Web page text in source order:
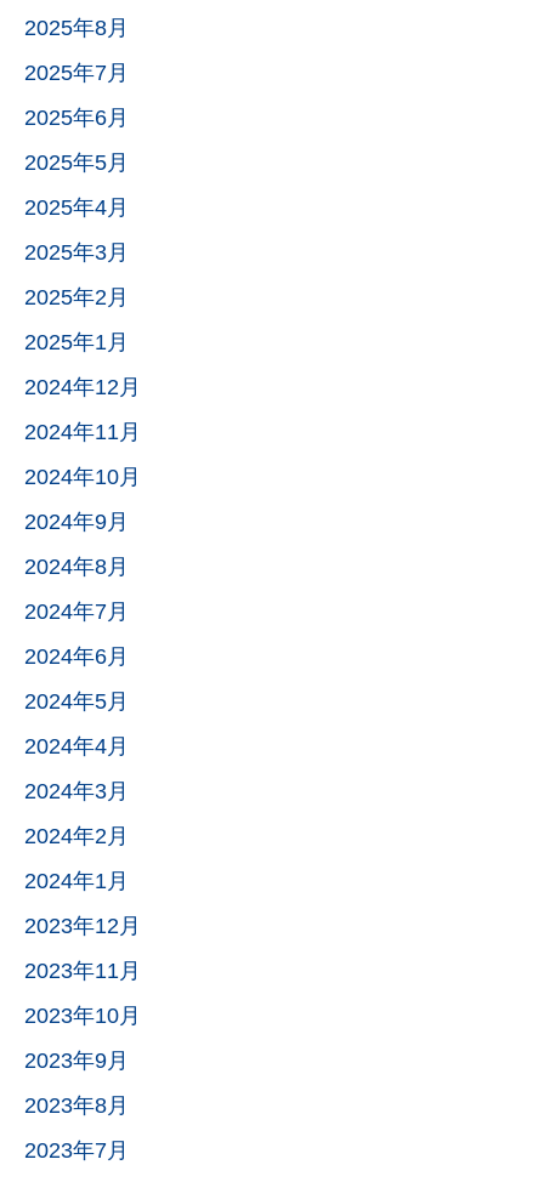
2025年8月
2025年7月
2025年6月
2025年5月
2025年4月
2025年3月
2025年2月
2025年1月
2024年12月
2024年11月
2024年10月
2024年9月
2024年8月
2024年7月
2024年6月
2024年5月
2024年4月
2024年3月
2024年2月
2024年1月
2023年12月
2023年11月
2023年10月
2023年9月
2023年8月
2023年7月